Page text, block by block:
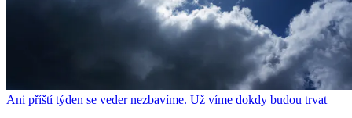
Ani příští týden se veder nezbavíme. Už víme dokdy budou trvat